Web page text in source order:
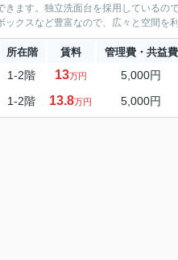
きます。独立洗面台を採用しているの
ックスなど豊富なので、広々と空間を
所在階 賃料 管理費・共益費
1-2階 13万円 5,000円
1-2階 13.8万円 5,000円